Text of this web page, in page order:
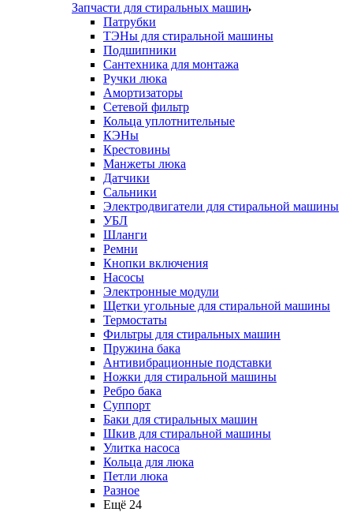
Запчасти для стиральных машин
Патрубки
ТЭНы для стиральной машины
Подшипники
Сантехника для монтажа
Ручки люка
Амортизаторы
Сетевой фильтр
Кольца уплотнительные
КЭНы
Крестовины
Манжеты люка
Датчики
Сальники
Электродвигатели для стиральной машины
УБЛ
Шланги
Ремни
Кнопки включения
Насосы
Электронные модули
Щетки угольные для стиральной машины
Термостаты
Фильтры для стиральных машин
Пружина бака
Антивибрационные подставки
Ножки для стиральной машины
Ребро бака
Суппорт
Баки для стиральных машин
Шкив для стиральной машины
Улитка насоса
Кольца для люка
Петли люка
Разное
Ещё 24